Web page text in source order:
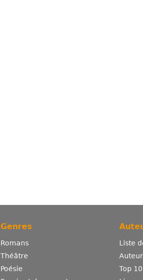
Genres
Romans
Théâtre
Poésie
Liste
Top